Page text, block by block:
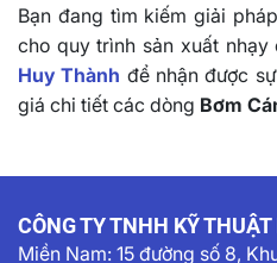
Bạn đang tìm kiếm giải pháp
cho quy trình sản xuất
Huy Thành để nhận được
giá chi tiết các dòng Bơm
CÔNG TY TNHH KỸ
Miền Nam: 15 đường số 8,